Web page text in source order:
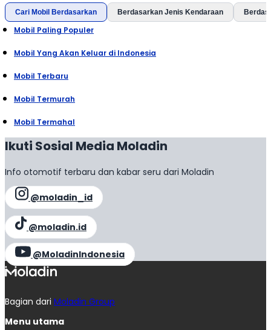
Cari Mobil Berdasarkan Berdasarkan Jenis Kendaraan
Mobil Paling Populer
Mobil Yang Akan Keluar di Indonesia
Mobil Terbaru
Mobil Termurah
Mobil Termahal
Ikuti Sosial Media Moladin
Info otomotif terbaru dan kabar seru dari Moladin
@moladin_id
@moladin.id
@MoladinIndonesia
Bagian dari Moladin Group
Menu utama